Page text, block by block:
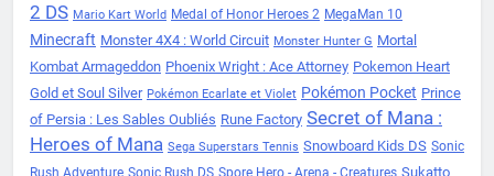
2 DS Mario Kart World Medal of Honor Heroes 2 MegaMan 10
Minecraft Monster 4X4 : World Circuit Monster Hunter G Mortal
Kombat Armageddon Phoenix Wright : Ace Attorney Pokemon Heart
Gold et Soul Silver Pokémon Ecarlate et Violet Pokémon Pocket Prince
of Persia : Les Sables Oubliés Rune Factory Secret of Mana :
Heroes of Mana Sega Superstars Tennis Snowboard Kids DS Sonic
Rush Adventure Sonic Rush DS Spore Hero - Arena - Creatures Sukatto